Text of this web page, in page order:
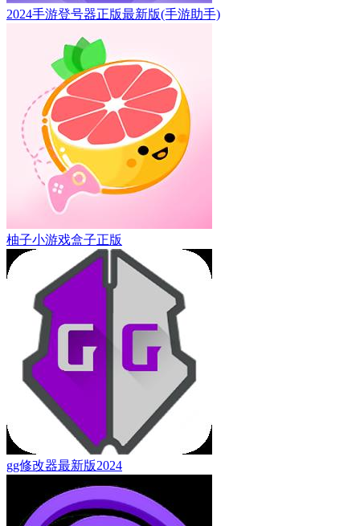
2024手游登号器正版最新版(手游助手)
柚子小游戏盒子正版
gg修改器最新版2024